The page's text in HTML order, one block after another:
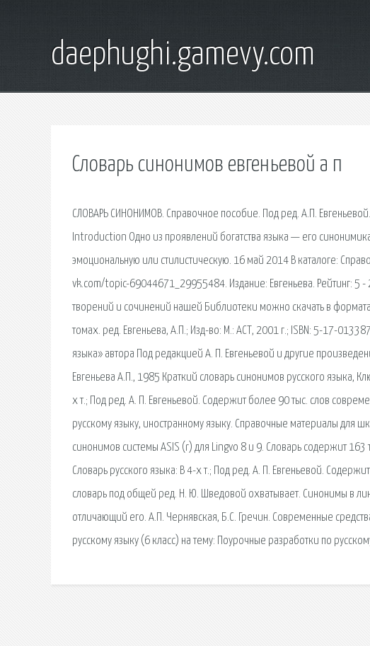
daephughi.gamevy.com
Словарь синонимов евгеньевой а п
СЛОВАРЬ СИНОНИМОВ. Справочное пособие. Под ред. А.П.
Introduction Одно из проявлений богатства языка — его
эмоциональную или стилистическую. 16 май 2014 В каталоге:
vk.com/topic-69044671_29955484. Издание: Евгеньева. Рейтинг: 5 -
творений и сочинений нашей Библиотеки можно скачать в
томах. ред. Евгеньева, А.П.; Изд-во: М.: АСТ, 2001 г.; ISBN: 5-17-
языка» автора Под редакцией А. П. Евгеньевой и другие
Евгеньева А.П., 1985 Краткий словарь синонимов русского языка,
х т.; Под ред. А. П. Евгеньевой. Содержит более 90 тыс. слов
русскому языку, иностранному языку. Справочные материалы для
синонимов системы АSIS (r) для Lingvo 8 и 9. Словарь содержит
Словарь русского языка: В 4-х т.; Под ред. А. П. Евгеньевой.
словарь под общей ред. Н. Ю. Шведовой охватывает. Синонимы в
отличающий его. А.П. Чернявская, Б.С. Гречин. Современные
русскому языку (6 класс) на тему: Поурочные разработки по